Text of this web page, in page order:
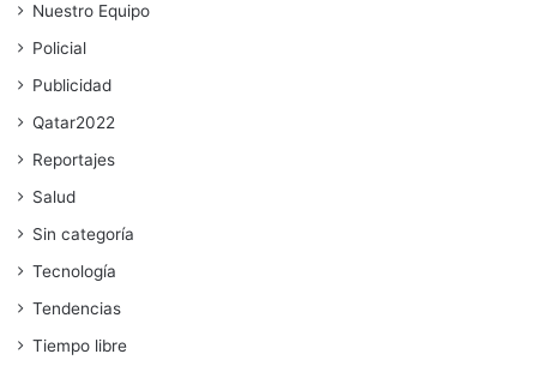
Nuestro Equipo
Policial
Publicidad
Qatar2022
Reportajes
Salud
Sin categoría
Tecnología
Tendencias
Tiempo libre